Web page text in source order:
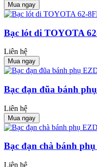
Mua ngay
Bạc lót di TOYOTA
Liên hệ
Mua ngay
Bạc đạn đũa bánh
Liên hệ
Mua ngay
Bạc đạn chà bánh
Liên hệ